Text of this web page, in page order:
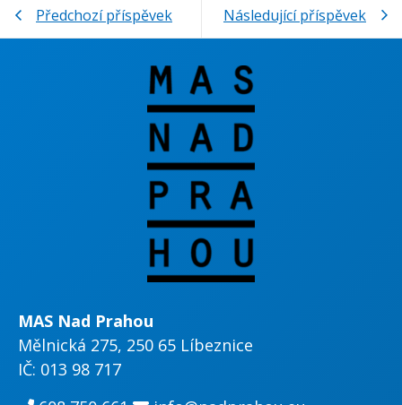
Předchozí příspěvek Následující příspěvek
MAS Nad Prahou
Mělnická 275, 250 65 Líbeznice
IČ: 013 98 717